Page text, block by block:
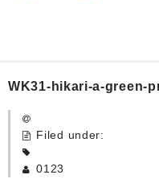
HOME
卒園記念品
WK31-hikari-a-green-
Filed under:
0123